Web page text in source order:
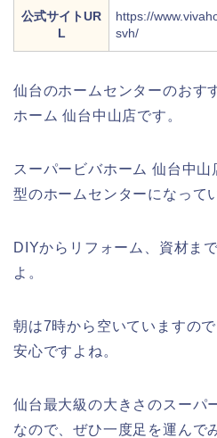
公式サイトUR
L
https://
svh/
仙台のホームセンターのおす
ホーム 仙台中山店です。
スーパービバホーム 仙台中
型のホームセンターになって
DIYからリフォーム、資材ま
よ。
朝は7時から空いていますの
安心ですよね。
仙台最大級の大きさのスーパ
なので、ぜひ一度足を運んで